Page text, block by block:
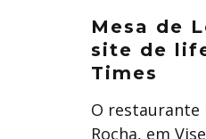
Mesa de
site de
Times
O restaurante
Rocha, em